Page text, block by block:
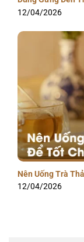
12/04/2026
Nên Uống Trà
12/04/2026